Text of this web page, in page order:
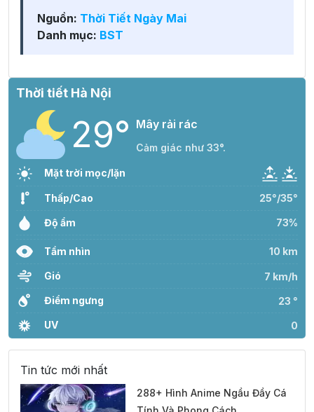
Nguồn: Thời Tiết Ngày Mai
Danh mục: BST
Thời tiết Hà Nội
29° Mây rải rác
Cảm giác như 33°.
Mặt trời mọc/lặn
Thấp/Cao 25°/35°
Độ ẩm 73%
Tầm nhìn 10 km
Gió 7 km/h
Điểm ngưng 23 °
UV 0
Tin tức mới nhất
288+ Hình Anime Ngầu Đầy Cá